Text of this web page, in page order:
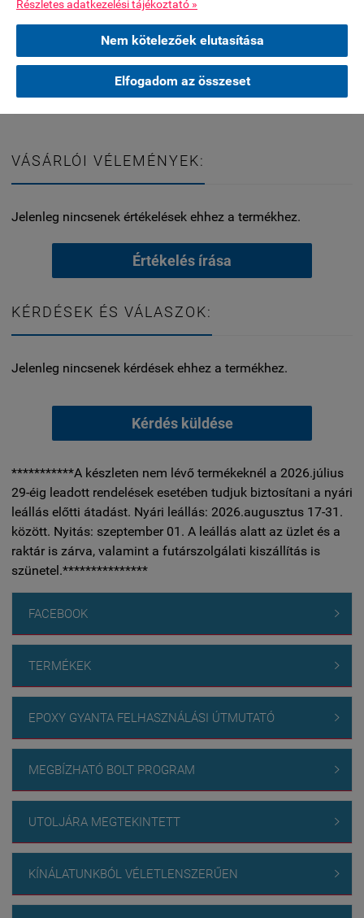
Részletes adatkezelési tájékoztató »
Nem kötelezőek elutasítása
Elfogadom az összeset
miatt.
Különböző burkolólapokhoz:
VÁSÁRLÓI VÉLEMÉNYEK:
Jelenleg nincsenek értékelések ehhez a termékhez.
Értékelés írása
KÉRDÉSEK ÉS VÁLASZOK:
Jelenleg nincsenek kérdések ehhez a termékhez.
Kérdés küldése
***********A készleten nem lévő termékeknél a 2026.július
29-éig leadott rendelések esetében tudjuk biztosítani a nyári
leállás előtti átadást. Nyári leállás: 2026.augusztus 17-31.
között. Nyitás: szeptember 01. A leállás alatt az üzlet és a
raktár is zárva, valamint a futárszolgálati kiszállítás is
szünetel.***************
FACEBOOK 
TERMÉKEK 
EPOXY GYANTA FELHASZNÁLÁSI ÚTMUTATÓ 
MEGBÍZHATÓ BOLT PROGRAM 
UTOLJÁRA MEGTEKINTETT 
KÍNÁLATUNKBÓL VÉLETLENSZERŰEN 